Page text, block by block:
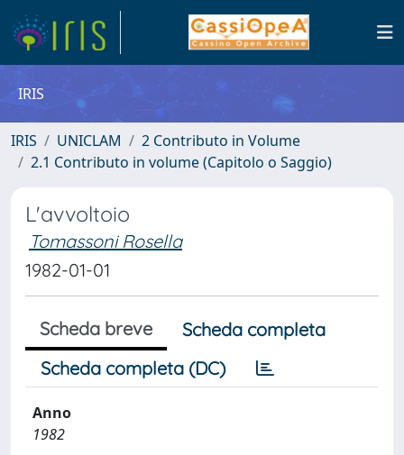
IRIS
IRIS UNICLAM
2 Contributo in Volume
2.1 Contributo in volume (Capitolo o Saggio)
L'avvoltoio
Tomassoni Rosella
1982-01-01
Scheda breve
Scheda completa
Scheda completa (DC)
Anno
1982